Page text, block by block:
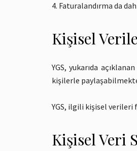
Faturalandırma da
Kişisel
YGS, yukarıda
kişilerle
YGS, ilgili kişisel
Kişisel Veri